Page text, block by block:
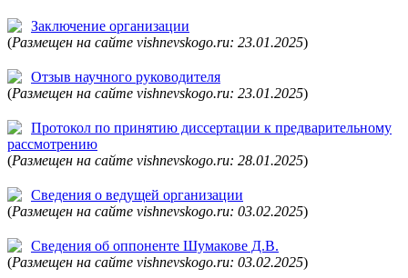
Заключение организации
(Размещен на сайте vishnevskogo.ru: 23.01.2025)
Отзыв научного руководителя
(Размещен на сайте vishnevskogo.ru: 23.01.2025)
Протокол по принятию диссертации к предварительному
рассмотрению
(Размещен на сайте vishnevskogo.ru: 28.01.2025)
Сведения о ведущей организации
(Размещен на сайте vishnevskogo.ru: 03.02.2025)
Сведения об оппоненте Шумакове Д.В.
(Размещен на сайте vishnevskogo.ru: 03.02.2025)